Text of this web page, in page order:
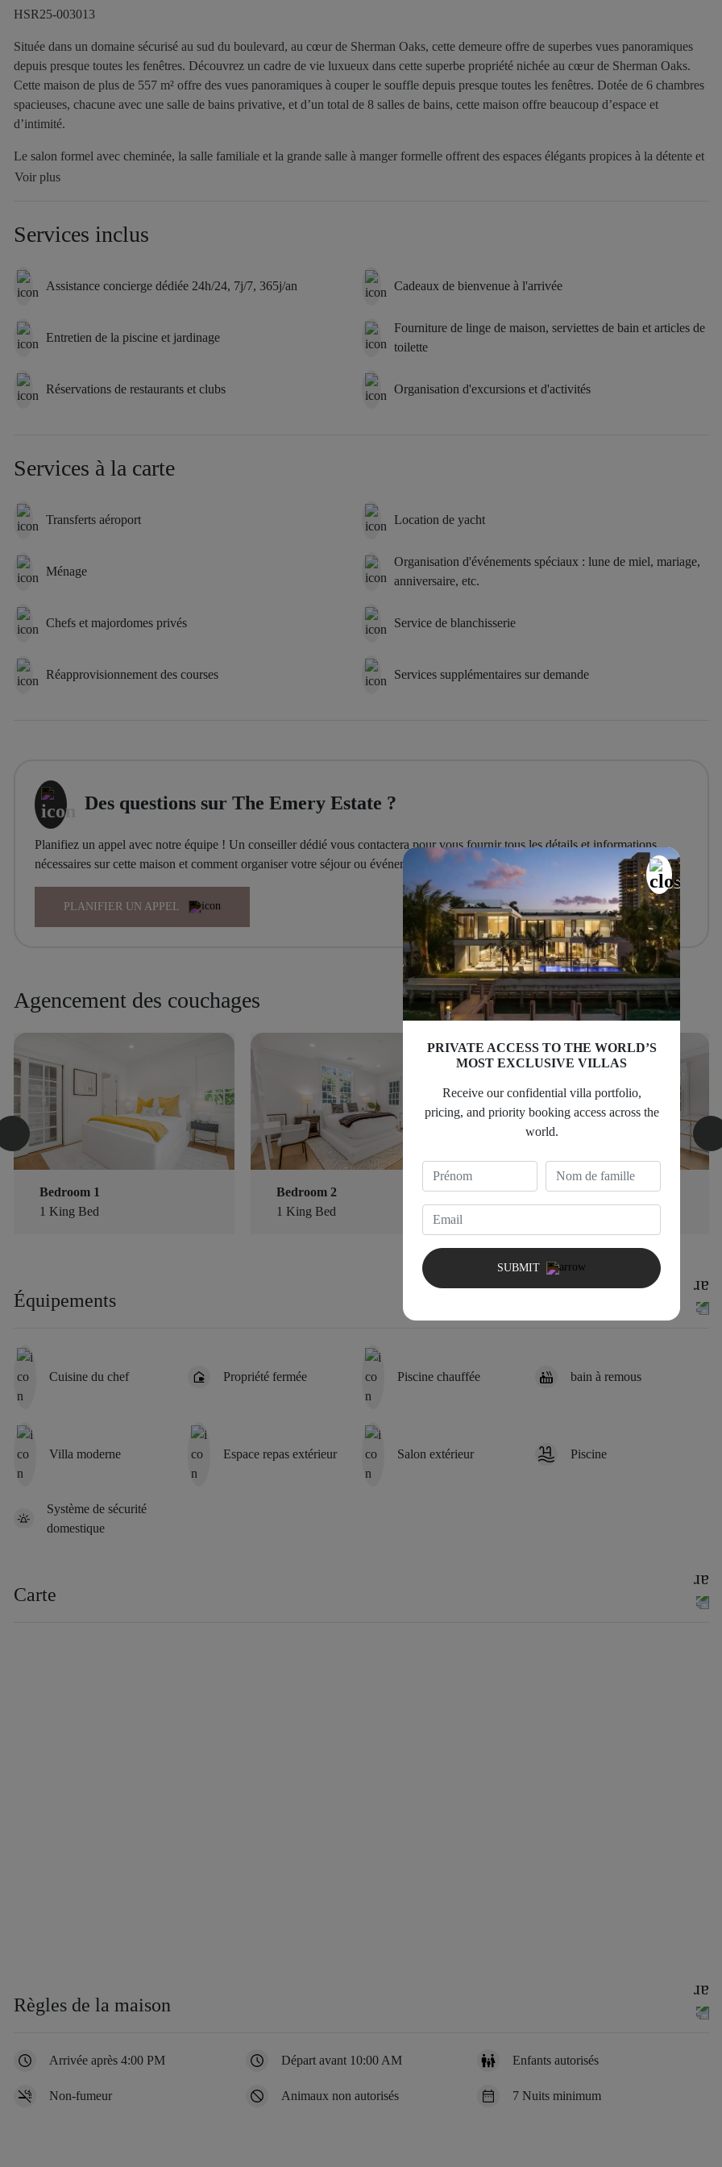
HSR25-003013
Située dans un domaine sécurisé au sud du boulevard, au cœur de Sherman Oaks, cette demeure offre de superbes vues panoramiques
depuis presque toutes les fenêtres. Découvrez un cadre de vie luxueux dans cette superbe propriété nichée au cœur de Sherman Oaks.
Cette maison de plus de 557 m² offre des vues panoramiques à couper le souffle depuis presque toutes les fenêtres. Dotée de 6 chambres
spacieuses, chacune avec une salle de bains privative, et d’un total de 8 salles de bains, cette maison offre beaucoup d’espace et
d’intimité.
Le salon formel avec cheminée, la salle familiale et la grande salle à manger formelle offrent des espaces élégants propices à la détente et
aux réunions. La cuisine de chef est équipée d’appareils électroménagers en acier inoxydable flambant neufs, notamment une cuisinière
grand dressing, un balcon extérieur et une salle de bains principale avec douche séparée, baignoire et double vasque. Le rez-de-chaussée
terrain de sport récemment aménagé, une cour privée avec une piscine étincelante, un barbecue intégré et un système de caméras de
sécurité pour plus de tranquillité d’esprit.
Cette propriété, à laquelle on accède par une allée circulaire, allie élégance et confort, ce qui en fait la maison idéale pour une vie
luxueuse et pour recevoir.
Voir plus
Services inclus
Assistance concierge dédiée 24h/24, 7j/7, 365j/an Cadeaux de bienvenue à l'arrivée
Entretien de la piscine et jardinage
Fourniture de linge de maison, serviettes de bain et articles de
toilette
Réservations de restaurants et clubs Organisation d'excursions et d'activités
Services à la carte
Transferts aéroport Location de yacht
Ménage
Organisation d'événements spéciaux : lune de miel, mariage,
anniversaire, etc.
Chefs et majordomes privés Service de blanchisserie
Réapprovisionnement des courses Services supplémentaires sur demande
Des questions sur The Emery Estate ?
Planifiez un appel avec notre équipe ! Un conseiller dédié vous contactera pour vous fournir tous les détails et informations
nécessaires sur cette maison et comment organiser votre séjour ou événement sur mesure.
PLANIFIER UN APPEL
Agencement des couchages
Bedroom 1
1 King Bed
Bedroom 2
1 King Bed
Bedroom 3
Équipements
Cuisine du chef Propriété fermée Piscine chauffée bain à remous
Villa moderne Espace repas extérieur Salon extérieur Piscine
Système de sécurité
domestique
Carte
Règles de la maison
Arrivée après 4:00 PM Départ avant 10:00 AM Enfants autorisés
Non-fumeur Animaux non autorisés 7 Nuits minimum
PRIVATE ACCESS TO THE WORLD’S
MOST EXCLUSIVE VILLAS
Receive our confidential villa portfolio,
pricing, and priority booking access across the
world.
SUBMIT